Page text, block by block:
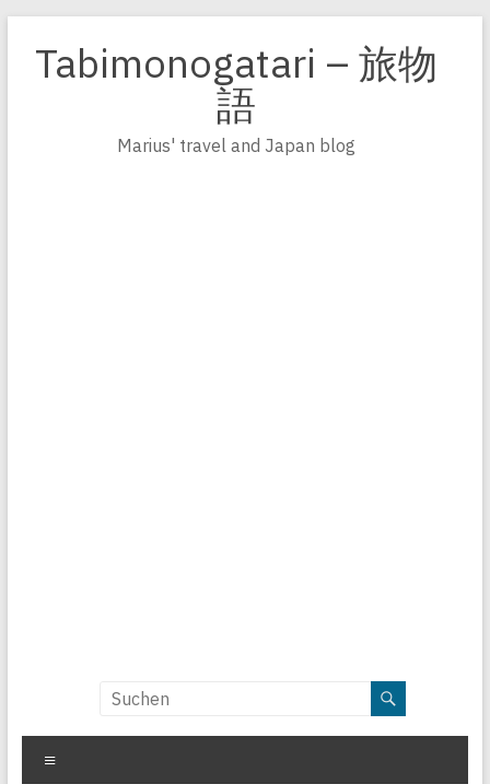
Inhalt
springen
Tabimonogatari – 旅物
語
Marius' travel and Japan blog